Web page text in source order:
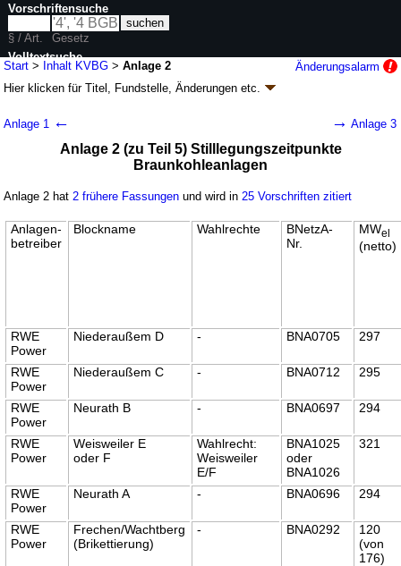
Start > Inhalt KVBG >Anlage 2
Änderungsalarm
Hier klicken fürTitel, Fundstelle, Änderungen etc.
Kohleverstromungsbeendigungsgesetz (KVBG)
Artikel 1 G. v. 08.08.2020BGBl. I S. 1818(Nr. 37); zuletzt geändert durch
G. v. 25.11.2025BGBl. 2025 I Nr. 283
9 weitere Fassungen | Drucksachen / Entwurf / Begründung |
wird in 48 Vorschriften zitiert
Teil 10 Sonstige Bestimmungen
Anlage 1 ← → Anlage 3
Anlage 2 (zu Teil 5) Stilllegungszeitpunkte
Braunkohleanlagen
Anlage 2 hat 2 frühere Fassungen und wird in 25 Vorschriften zitiert
Anlagen-
betreiber
Blockname Wahlrechte
BNetzA-
Nr.
MWel
(netto)
RWE
Power
Niederaußem D - BNA0705 297
RWE
Power
Niederaußem C - BNA0712 295
RWE
Power
Neurath B - BNA0697 294
RWE
Power
Weisweiler E
oder F
Wahlrecht:
Weisweiler
E/F
BNA1025
oder
BNA1026
321
RWE
Power
Neurath A - BNA0696 294
RWE
Power
Frechen/Wachtberg
(Brikettierung)
- BNA0292
120
(von
176)
Vorschriftensuche
§ / Art.
Gesetz
Volltextsuche
nur in KVBG